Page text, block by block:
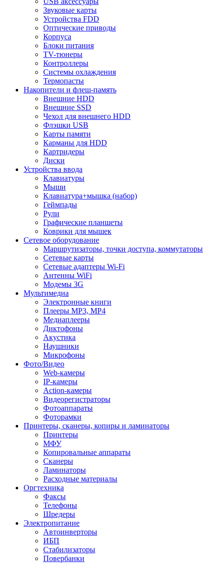
Звуковые карты
Устройства FDD
Оптические приводы
Корпуса
Блоки питания
TV-тюнеры
Контроллеры
Системы охлаждения
Термопасты
Накопители и флеш-память
Внешние HDD
Внешние SSD
Чехол для внешнего HDD
Флэшки USB
Карты памяти
Карманы для HDD
Картридеры
Диски
Устройства ввода
Клавиатуры
Мыши
Клавиатура+мышка (набор)
Геймпады
Рули
Графические планшеты
Коврики для мышек
Сетевое оборудование
Маршрутизаторы, точки доступа, коммутаторы
Сетевые карты
Сетевые адаптеры Wi-Fi
Антенны WiFi
Модемы 3G
Мультимедиа
Электронные книги
Плееры MP3, MP4
Медиаплееры
Диктофоны
Акустика
Наушники
Микрофоны
Фото/Видео
Web-камеры
IP-камеры
Action-камеры
Видеорегистраторы
Фотоаппараты
Фоторамки
Принтеры, сканеры, копиры и ламинаторы
Принтеры
МФУ
Копировальные аппараты
Сканеры
Ламинаторы
Расходные материалы
Оргтехника
Факсы
Телефоны
Шредеры
Электропитание
Автоинверторы
ИБП
Стабилизаторы
Повербанки